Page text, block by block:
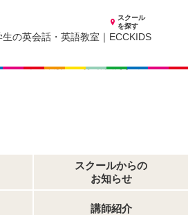
スクール
を探す
千里中央校
生徒・保護者さまの声
スクールからの
お知らせ
講師紹介